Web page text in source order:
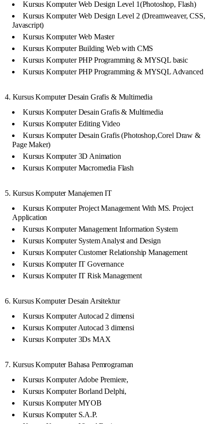
Kursus Komputer Web Design Level 1(Photoshop, Flash)
Kursus Komputer Web Design Level 2 (Dreamweaver, CSS,
Javascript)
Kursus Komputer Web Master
Kursus Komputer Building Web with CMS
Kursus Komputer PHP Programming & MYSQL basic
Kursus Komputer PHP Programming & MYSQL Advanced
4. Kursus Komputer Desain Grafis & Multimedia
Kursus Komputer Desain Grafis & Multimedia
Kursus Komputer Editing Video
Kursus Komputer Desain Grafis (Photoshop,Corel Draw &
Page Maker)
Kursus Komputer 3D Animation
Kursus Komputer Macromedia Flash
5. Kursus Komputer Manajemen IT
Kursus Komputer Project Management With MS. Project
Application
Kursus Komputer Management Information System
Kursus Komputer System Analyst and Design
Kursus Komputer Customer Relationship Management
Kursus Komputer IT Governance
Kursus Komputer IT Risk Management
6. Kursus Komputer Desain Arsitektur
Kursus Komputer Autocad 2 dimensi
Kursus Komputer Autocad 3 dimensi
Kursus Komputer 3Ds MAX
7. Kursus Komputer Bahasa Pemrograman
Kursus Komputer Adobe Premiere,
Kursus Komputer Borland Delphi,
Kursus Komputer MYOB
Kursus Komputer S.A.P.